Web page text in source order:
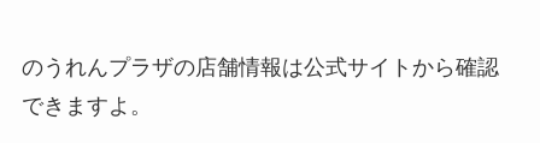
のうれんプラザの店舗情報は公式サイトから確認
できますよ。